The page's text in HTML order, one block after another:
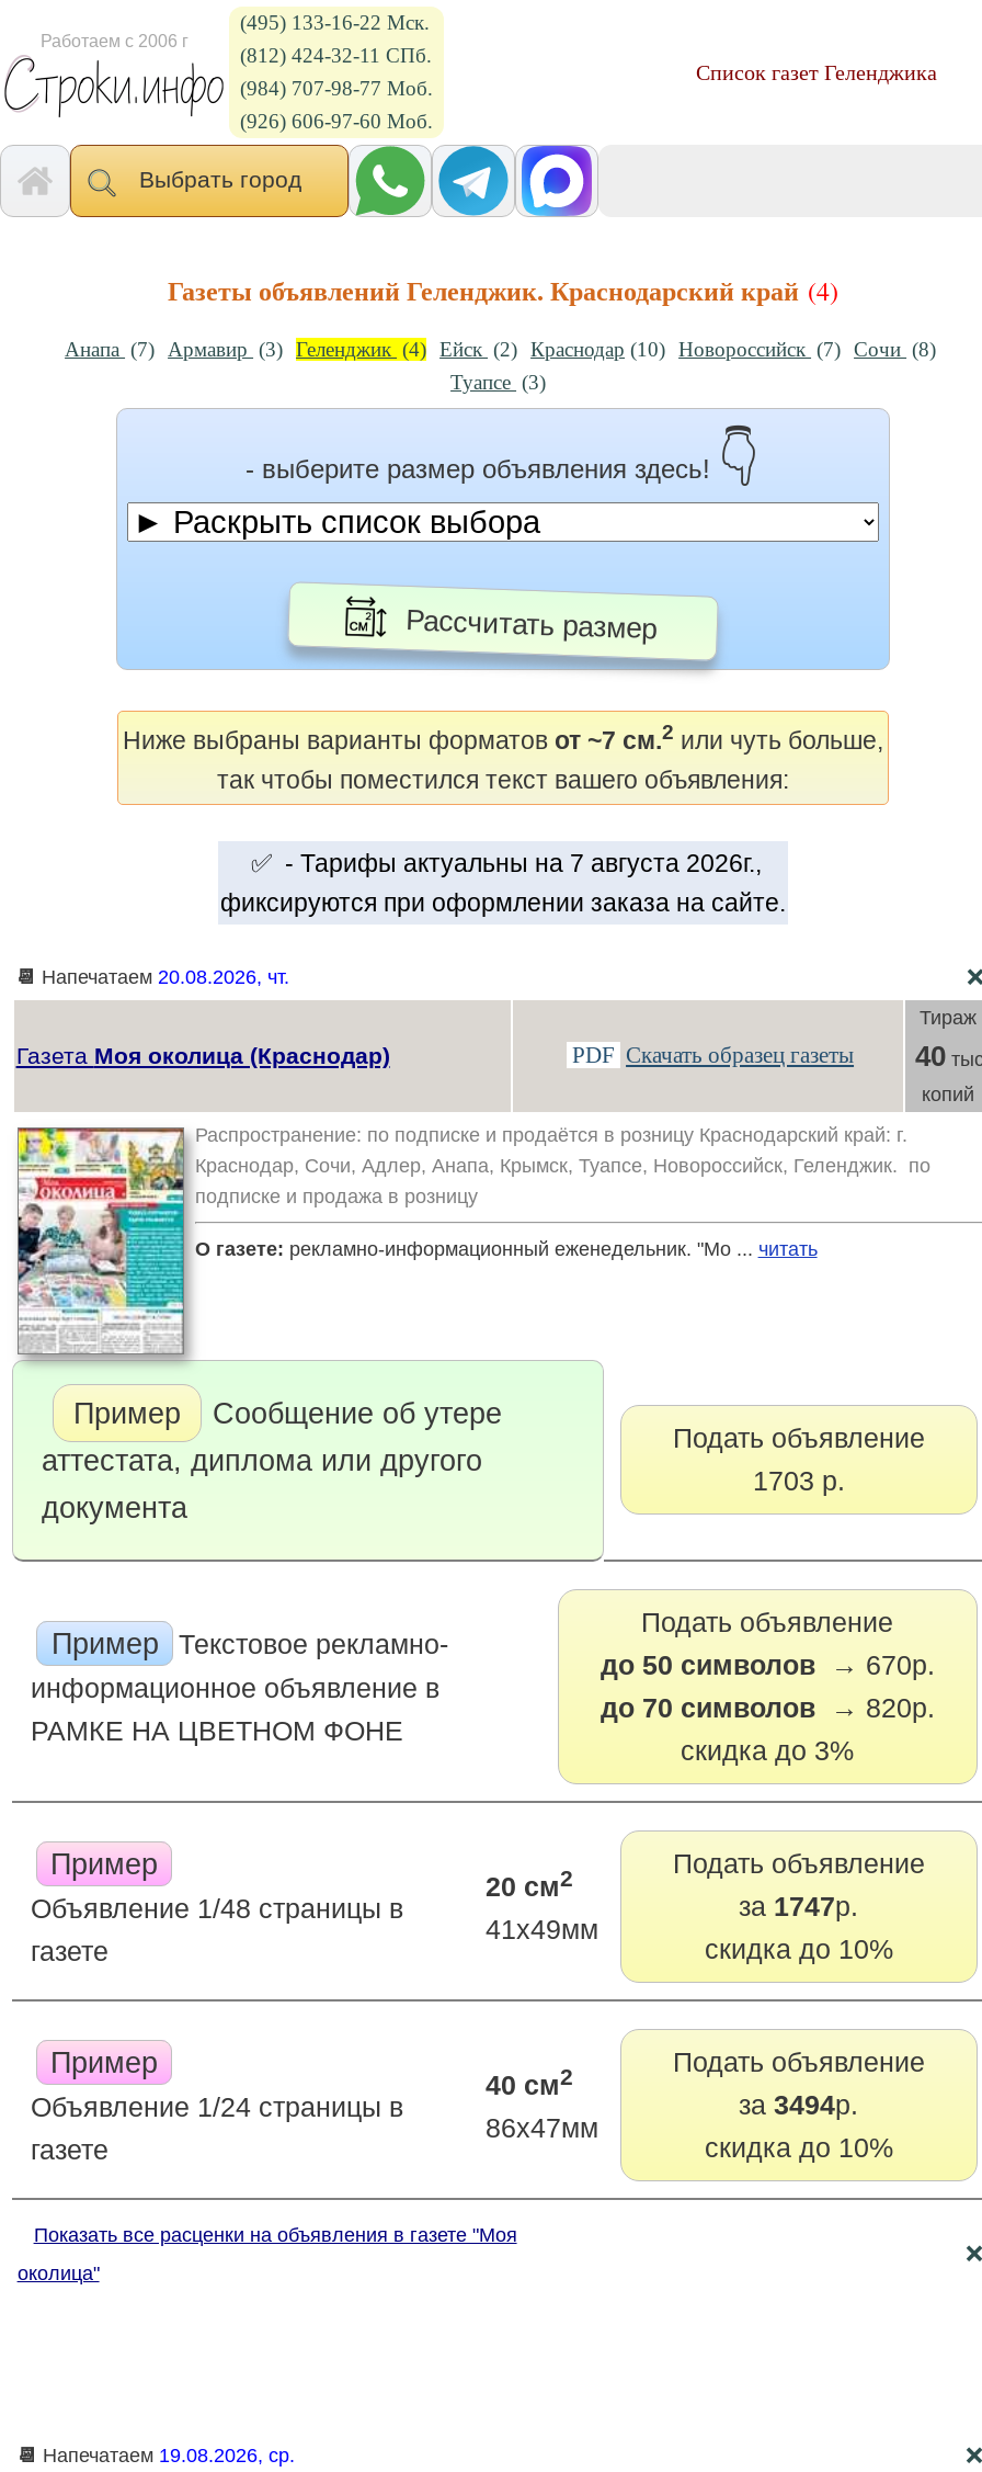
Работаем с 2006 г
(495) 133-16-22 Мск.
(812) 424-32-11 СПб.
(984) 707-98-77 Моб.
(926) 606-97-60 Моб.
Список газет Геленджика
Выбрать город
Газеты объявлений Геленджик. Краснодарский край (4)
Анапа (7) Армавир (3) Геленджик (4) Ейск (2) Краснодар (10) Новороссийск (7) Сочи (8)
Туапсе (3)
- выберите размер объявления здесь! 👇
Рассчитать размер
Ниже выбраны варианты форматов от ~7 см.2 или чуть больше,
так чтобы поместился текст вашего объявления:
✅ - Тарифы актуальны на 7 августа 2026г.,
фиксируются при оформлении заказа на сайте.
📆 Напечатаем 20.08.2026, чт.
Газета Моя околица (Краснодар) PDF Скачать образец газеты
Тираж
40
копий
Распространение: по подписке и продаётся в розницу Краснодарский край: г.
Краснодар, Сочи, Адлер, Анапа, Крымск, Туапсе, Новороссийск, Геленджик. по
подписке и продажа в розницу
О газете: рекламно-информационный еженедельник. "Мо ... читать
Пример
Сообщение об утере
аттестата, диплома или другого
документа
Подать объявление
1703 р.
Пример
Текстовое рекламно-
информационное объявление в
РАМКЕ НА ЦВЕТНОМ ФОНЕ
Подать объявление
до 50 символов → 670р.
до 70 символов → 820р.
скидка до 3%
Пример
Объявление 1/48 страницы в
газете
20 см2
41х49мм
Подать объявление
за 1747р.
скидка до 10%
Пример
Объявление 1/24 страницы в
газете
40 см2
86х47мм
Подать объявление
за3494р.
скидка до 10%
Показать все расценки на объявления в газете "Моя
околица"
📆 Напечатаем 19.08.2026, ср.